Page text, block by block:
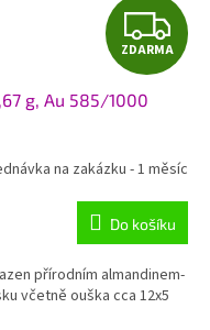
Z
D
R
M
A
ZDARMA
g, Au 585/1000
na zakázku - 1 měsíc
Do košíku
přírodním almandinem-
včetně ouška cca 12x5